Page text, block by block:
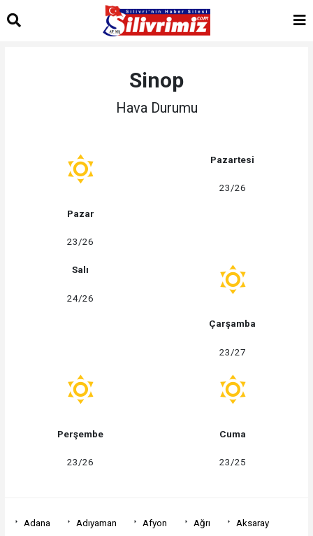
Sinop
Hava Durumu
Pazar
23/26
Pazartesi
23/26
Salı
24/26
Çarşamba
23/27
Perşembe
23/26
Cuma
23/25
Adana Adıyaman Afyon Ağrı
Aksaray